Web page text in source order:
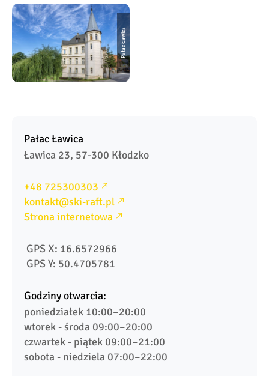
Pałac Ławica
Pałac Ławica
Ławica 23, 57-300 Kłodzko
+48 725300303
kontakt@ski-raft.pl
Strona internetowa
GPS X: 16.6572966
GPS Y: 50.4705781
Godziny otwarcia:
poniedziałek 10:00–20:00
wtorek - środa 09:00–20:00
czwartek - piątek 09:00–21:00